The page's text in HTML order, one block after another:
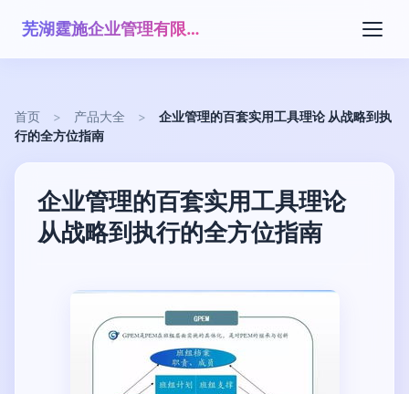
芜湖霆施企业管理有限公司
首页 > 产品大全 >
企业管理的百套实用工具理论 从战略到执
行的全方位指南
企业管理的百套实用工具理论
从战略到执行的全方位指南